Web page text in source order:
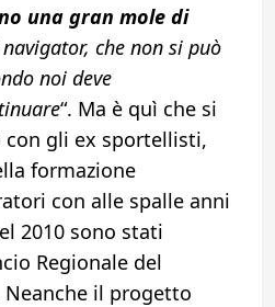
una gran mole di
che non si può
noi deve
“. Ma è quì che si
gli ex sportellisti,
formazione
con alle spalle anni
2010 sono stati
Regionale del
il progetto